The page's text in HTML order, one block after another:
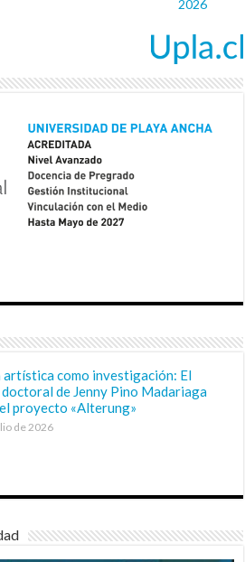
2026
artística como investigación: El
de Jenny Pino Madariaga
proyecto «Alterung»
de 2026